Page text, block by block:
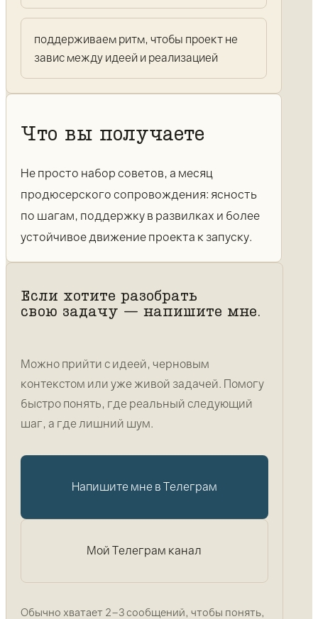
поддерживаем ритм, чтобы проект не
завис между идеей и реализацией
Что вы получаете
Не просто набор советов, а месяц
продюсерского сопровождения: ясность
по шагам, поддержку в развилках и более
устойчивое движение проекта к запуску.
Если хотите разобрать
свою задачу — напишите мне.
Можно прийти с идеей, черновым
контекстом или уже живой задачей. Помогу
быстро понять, где реальный следующий
шаг, а где лишний шум.
Напишите мне в Телеграм
Мой Телеграм канал
Обычно хватает 2–3 сообщений, чтобы понять,